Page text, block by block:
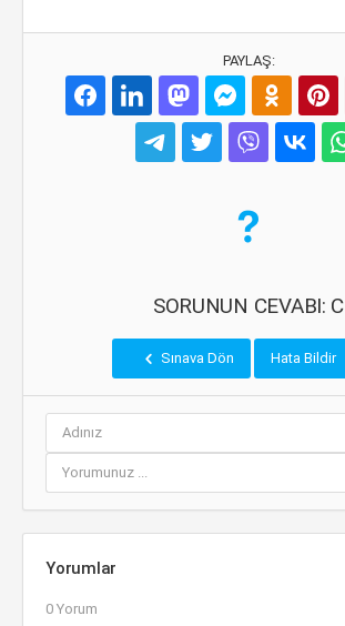
PAYLAŞ:
SORUNUN CEVABI: C
Sınava Dön Hata Bildir
Yorumlar
0 Yorum